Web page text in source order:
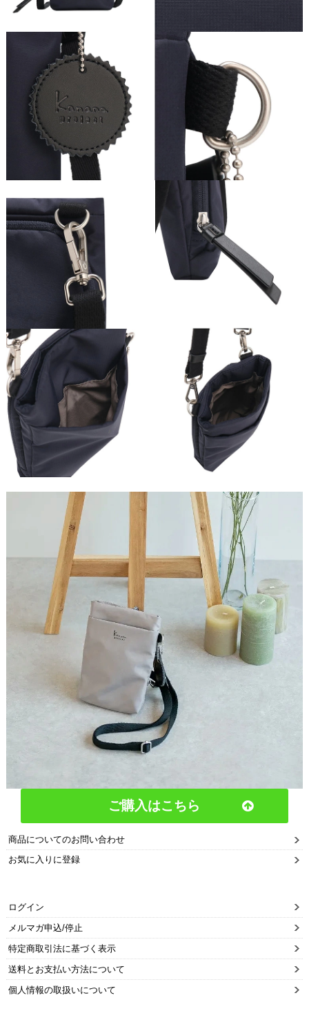
ご購入はこちら
商品についてのお問い合わせ
お気に入りに登録
ログイン
メルマガ申込/停止
特定商取引法に基づく表示
送料とお支払い方法について
個人情報の取扱いについて